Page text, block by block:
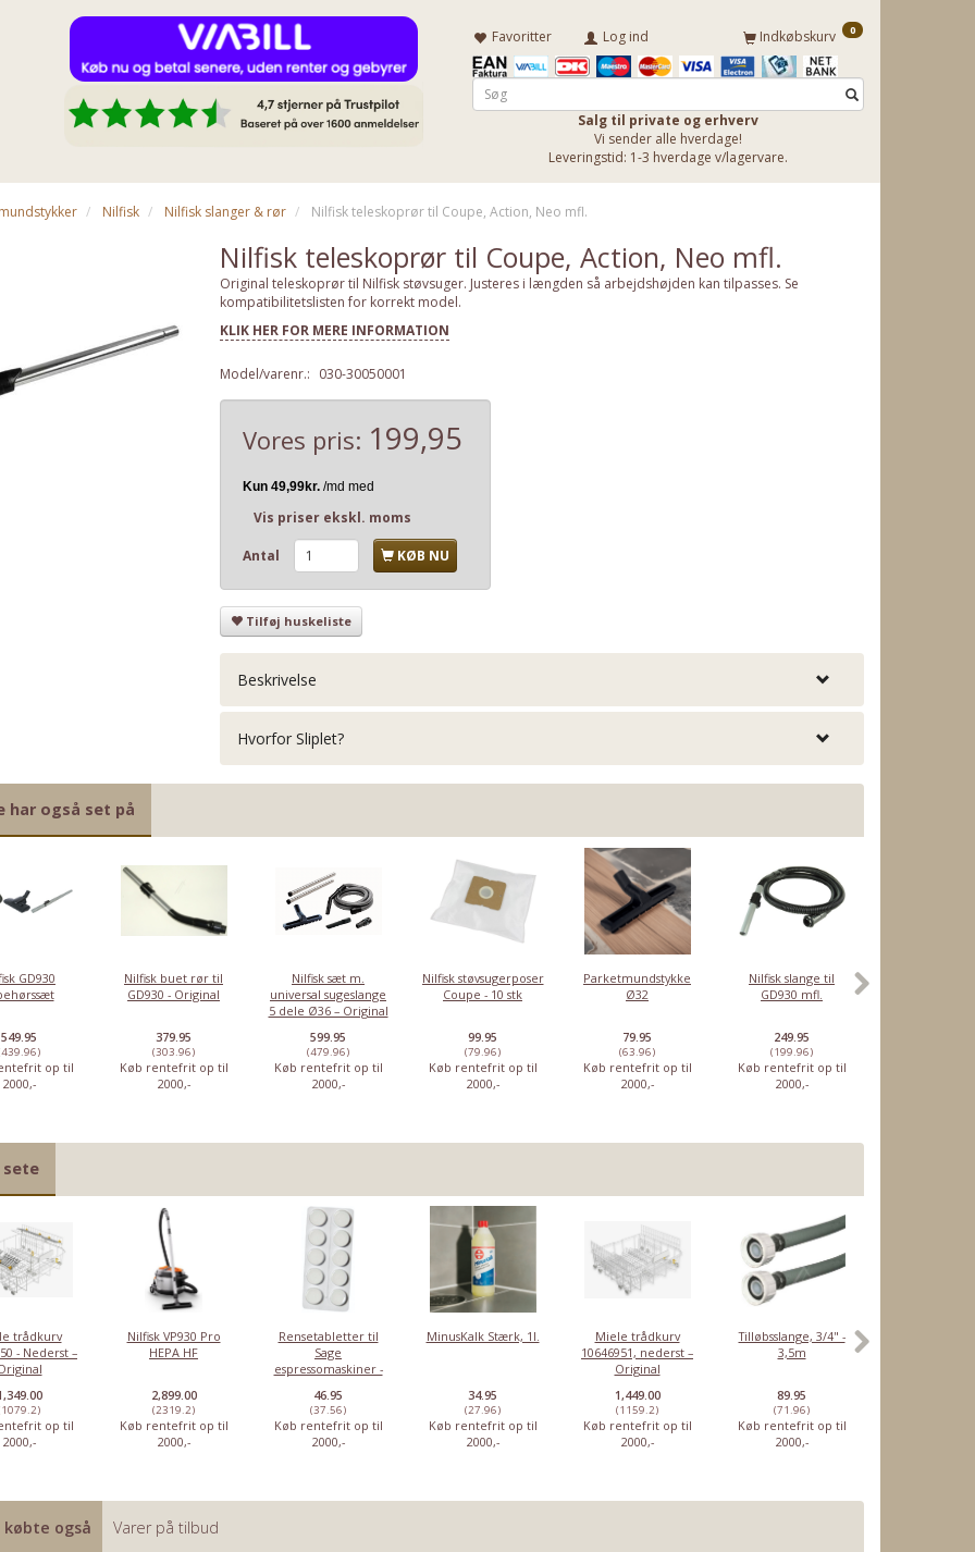
Indkøbskurv 0
Favoritter Log ind
Salg til private og erhverv
Vi sender alle hverdage!
Leveringstid: 1-3 hverdage v/lagervare.
Nilfisk Nilfisk slanger & rør Nilfisk teleskoprør til Coupe, Action, Neo mfl.
Nilfisk teleskoprør til Coupe, Action, Neo mfl.
Original teleskoprør til Nilfisk støvsuger. Justeres i længden så arbejdshøjden kan tilpasses. Se
kompatibilitetslisten for korrekt model.
KLIK HER FOR MERE INFORMATION
Model/varenr.: 030-30050001
Vores pris: 199,95
Vis priser ekskl. moms
Antal KØB NU
Tilføj huskeliste
Beskrivelse
Hvorfor Sliplet?
har også set på
GD930
549.95
op til
2000,-
Nilfisk buet rør til
GD930 - Original
379.95
(303.96)
Køb rentefrit op til
2000,-
Nilfisk sæt m.
universal sugeslange
5 dele Ø36 – Original
599.95
(479.96)
Køb rentefrit op til
2000,-
Nilfisk støvsugerposer
Coupe - 10 stk
99.95
(79.96)
Køb rentefrit op til
2000,-
Parketmundstykke
Ø32
79.95
(63.96)
Køb rentefrit op til
2000,-
Nilfisk slange til
GD930 mfl.
249.95
(199.96)
Køb rentefrit op til
2000,-
sete
trådkurv
- Nederst –
op til
2000,-
Nilfisk VP930 Pro
HEPA HF
2,899.00
(2319.2)
Køb rentefrit op til
2000,-
Rensetabletter til
Sage
espressomaskiner -
46.95
(37.56)
Køb rentefrit op til
2000,-
MinusKalk Stærk, 1l.
34.95
(27.96)
Køb rentefrit op til
2000,-
Miele trådkurv
10646951, nederst –
Original
1,449.00
(1159.2)
Køb rentefrit op til
2000,-
Tilløbsslange, 3/4" -
3,5m
89.95
(71.96)
Køb rentefrit op til
2000,-
købte også Varer på tilbud